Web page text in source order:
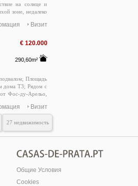
на солнце и
зоне, недалеко
Назарет; 1H из
Визит
€ 120.000
290,60m²
Площадь
дома Т3; Рядом с
Фос-ду-Арельо,
913 219 199;
Визит
27 недвижимость
Общие Условия
Cookies